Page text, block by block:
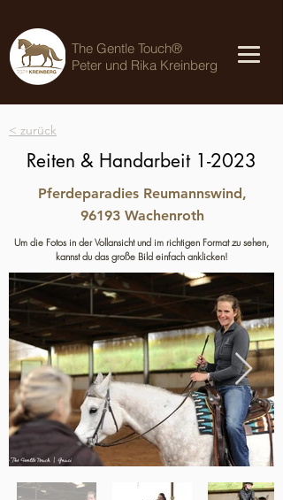
The Gentle Touch®
Peter und Rika Kreinberg
< zurück
Reiten & Handarbeit 1-2023
Pferdeparadies Reumannswind,
96193 Wachenroth
Um die Fotos in der Vollansicht und im richtigen Format zu sehen,
kannst du das große Bild einfach anklicken!